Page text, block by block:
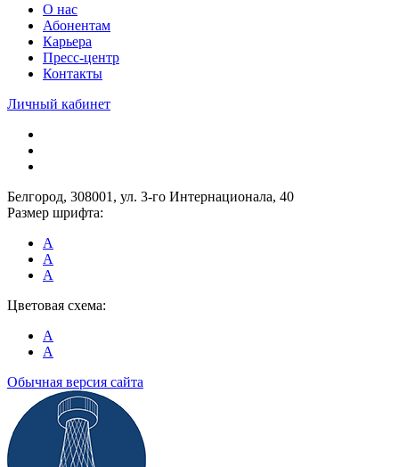
О нас
Абонентам
Карьера
Пресс-центр
Контакты
Личный кабинет
Белгород, 308001, ул. 3-го Интернационала, 40
Размер шрифта:
A
A
A
Цветовая схема:
A
A
Обычная версия сайта